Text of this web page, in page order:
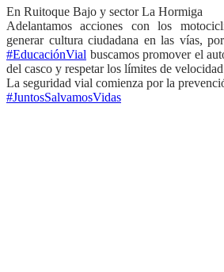
En Ruitoque Bajo y sector La Hormiga
Adelantamos acciones con los
generar cultura ciudadana en las vías,
#EducaciónVial buscamos promover el
del casco y respetar los límites de
La seguridad vial comienza por la
#JuntosSalvamosVidas